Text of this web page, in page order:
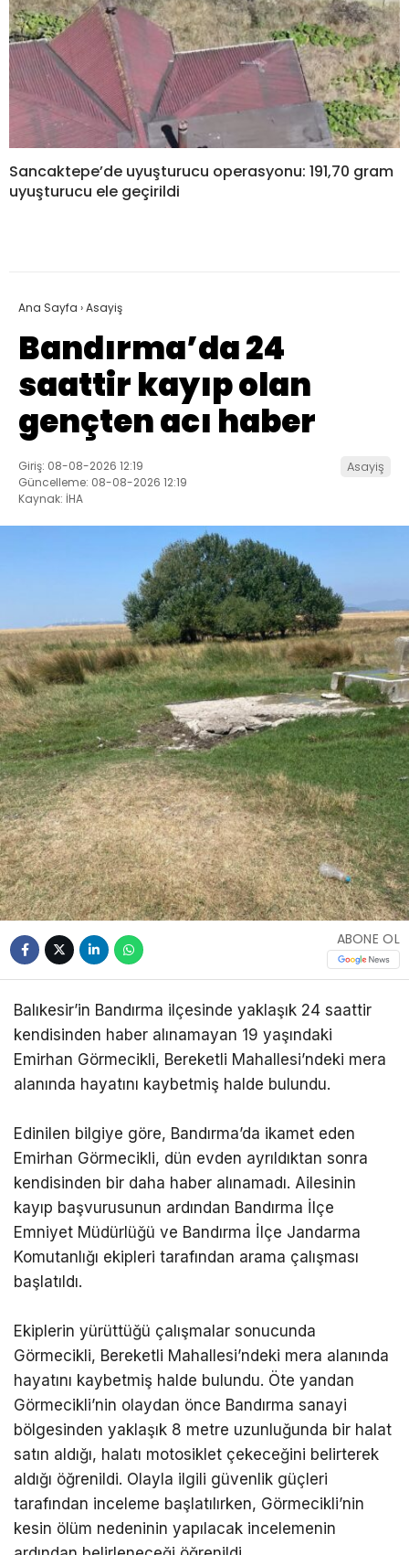
Sancaktepe’de uyuşturucu operasyonu: 191,70 gram
uyuşturucu ele geçirildi
Ana Sayfa ›Asayiş
Bandırma’da 24
saattir kayıp olan
gençten acı haber
Giriş: 08-08-2026 12:19
Güncelleme: 08-08-2026 12:19
Kaynak: İHA
Asayiş
ABONE OL
Balıkesir’in Bandırma ilçesinde yaklaşık 24 saattir
kendisinden haber alınamayan 19 yaşındaki
Emirhan Görmecikli, Bereketli Mahallesi’ndeki mera
alanında hayatını kaybetmiş halde bulundu.
Edinilen bilgiye göre, Bandırma’da ikamet eden
Emirhan Görmecikli, dün evden ayrıldıktan sonra
kendisinden bir daha haber alınamadı. Ailesinin
kayıp başvurusunun ardından Bandırma İlçe
Emniyet Müdürlüğü ve Bandırma İlçe Jandarma
Komutanlığı ekipleri tarafından arama çalışması
başlatıldı.
Ekiplerin yürüttüğü çalışmalar sonucunda
Görmecikli, Bereketli Mahallesi’ndeki mera alanında
hayatını kaybetmiş halde bulundu. Öte yandan
Görmecikli’nin olaydan önce Bandırma sanayi
bölgesinden yaklaşık 8 metre uzunluğunda bir halat
satın aldığı, halatı motosiklet çekeceğini belirterek
aldığı öğrenildi. Olayla ilgili güvenlik güçleri
tarafından inceleme başlatılırken, Görmecikli’nin
kesin ölüm nedeninin yapılacak incelemenin